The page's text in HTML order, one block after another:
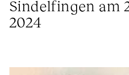
Sindelfingen am
2024